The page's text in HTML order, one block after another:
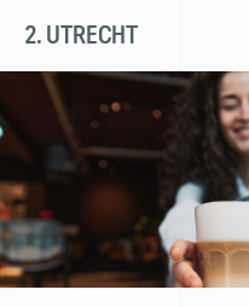
2. UTRECHT